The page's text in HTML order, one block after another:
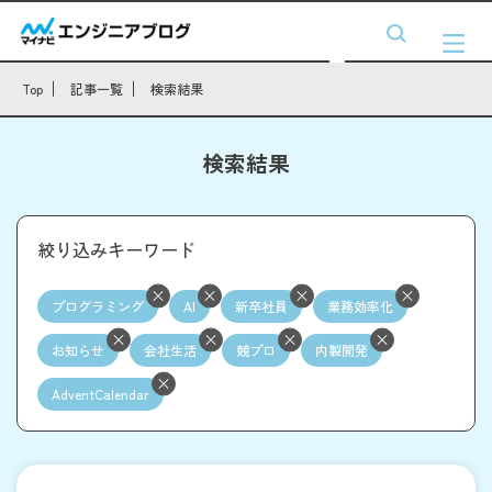
Top 記事一覧 検索結果
検索結果
絞り込みキーワード
プログラミング AI 新卒社員 業務効率化
お知らせ 会社生活 競プロ 内製開発
AdventCalendar